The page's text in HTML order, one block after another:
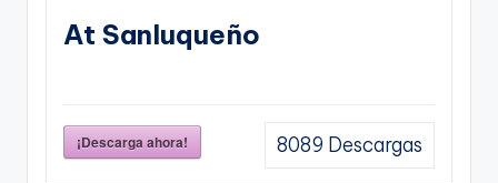
At Sanluqueño
¡Descarga ahora! 8089 Descargas